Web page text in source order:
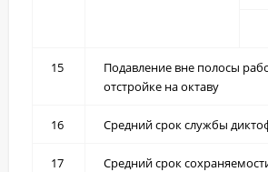
15
Подавление вне полосы
отстройке на октаву
16 Средний срок службы
17 Средний срок